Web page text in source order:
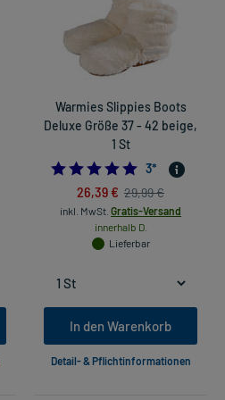
Warmies Slippies Boots
Deluxe Größe 37 - 42 beige,
1 St
5.0
3*
26,39 € 29,99 €
inkl. MwSt. Gratis-Versand
innerhalb D.
Lieferbar
In den Warenkorb
Detail- & Pflichtinformationen